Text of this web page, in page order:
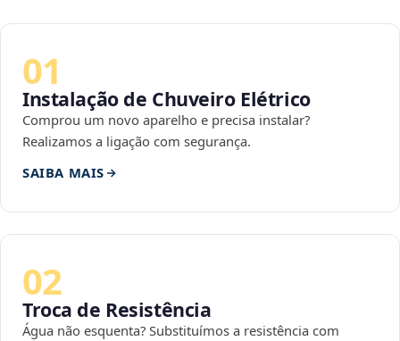
01
Instalação de Chuveiro Elétrico
Comprou um novo aparelho e precisa instalar?
Realizamos a ligação com segurança.
SAIBA MAIS
02
Troca de Resistência
Água não esquenta? Substituímos a resistência com